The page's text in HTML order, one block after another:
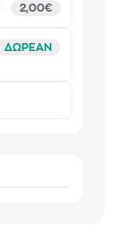
2,00€
ΔΩΡΕΑΝ